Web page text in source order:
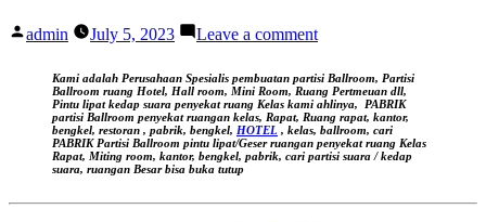
Posted
admin July 5, 2023 Leave a commenton
Produk
Partisi
Lipat
Termurah
dan
2023
Kami adalah Perusahaan Spesialis pembuatan partisi Ballroom, Partisi
Ballroom ruang Hotel, Hall room, Mini Room, Ruang Pertmeuan dll,
Pintu lipat kedap suara penyekat ruang Kelas kami ahlinya,
PABRIK
partisi Ballroom penyekat ruangan kelas, Rapat, Ruang rapat, kantor,
bengkel, restoran , pabrik, bengkel, HOTEL , kelas, ballroom, cari
PABRIK Partisi Ballroom pintu lipat/Geser ruangan penyekat ruang Kelas
Rapat, Miting room, kantor, bengkel, pabrik, cari partisi suara / kedap
suara, ruangan Besar bisa buka tutup